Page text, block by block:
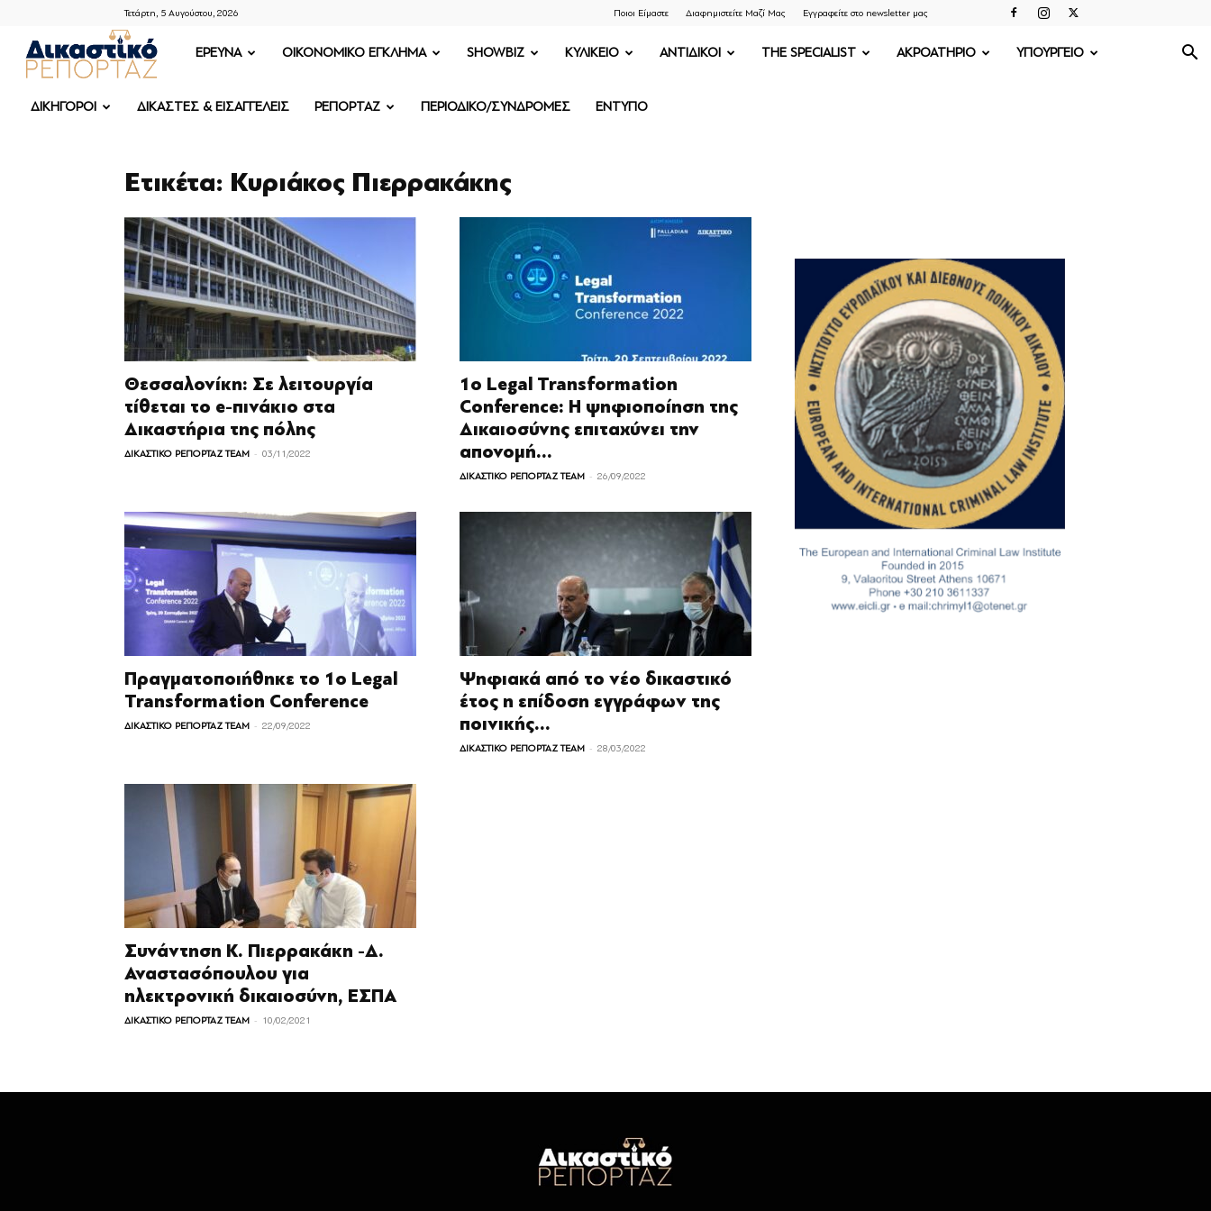
Τετάρτη, 5 Αυγούστου, 2026 Ποιοι Είμαστε Διαφημιστείτε Μαζί Μας Εγγραφείτε στο newsletter μας
ΔΙΚΑΣΤΙΚΟ
ΡΕΠΟΡΤΑΖ
ΕΡΕΥΝΑ OIKONOMIKO ΕΓΚΛΗΜΑ SHOWBIZ ΚΥΛΙΚΕΙΟ ΑΝΤΙΔΙΚΟΙ THE SPECIALIST ΑΚΡΟΑΤΗΡΙΟ ΥΠΟΥΡΓΕΙΟ
ΔΙΚΗΓΟΡΟΙ ΔΙΚΑΣΤΕΣ & ΕΙΣΑΓΓΕΛΕΙΣ ΡΕΠΟΡΤΑΖ ΠΕΡΙΟΔΙΚΟ/ΣΥΝΔΡΟΜΕΣ ΕΝΤΥΠΟ
Ετικέτα: Κυριάκος Πιερρακάκης
Θεσσαλονίκη: Σε λειτουργία
τίθεται το e-πινάκιο στα
Δικαστήρια της πόλης
ΔΙΚΑΣΤΙΚΟ ΡΕΠΟΡΤΑΖ TEAM - 03/11/2022
1ο Legal Transformation
Conference: Η ψηφιοποίηση της
Δικαιοσύνης επιταχύνει την
απονομή...
ΔΙΚΑΣΤΙΚΟ ΡΕΠΟΡΤΑΖ TEAM - 26/09/2022
Πραγματοποιήθηκε το 1ο Legal
Transformation Conference
ΔΙΚΑΣΤΙΚΟ ΡΕΠΟΡΤΑΖ TEAM - 22/09/2022
Ψηφιακά από το νέο δικαστικό
έτος η επίδοση εγγράφων της
ποινικής...
ΔΙΚΑΣΤΙΚΟ ΡΕΠΟΡΤΑΖ TEAM - 28/03/2022
Συνάντηση Κ. Πιερρακάκη -Δ.
Αναστασόπουλου για
ηλεκτρονική δικαιοσύνη, ΕΣΠΑ
ΔΙΚΑΣΤΙΚΟ ΡΕΠΟΡΤΑΖ TEAM - 10/02/2021